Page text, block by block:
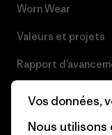
Worn Wear
Valeurs et projets
Rapport
Objectifs
Vos données,
Nous